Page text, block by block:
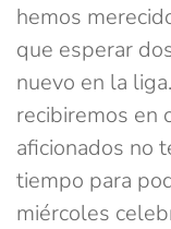
hemos
que esperar
nuevo en la
recibiremos en
aficionados no
tiempo para
miércoles